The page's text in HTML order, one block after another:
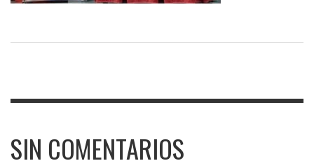
SIN COMENTARIOS